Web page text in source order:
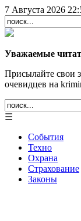
7 Августа 2026
Уважаемые
Присылайте свои
очевидцев на
☰
События
Техно
Охрана
Страхование
Законы